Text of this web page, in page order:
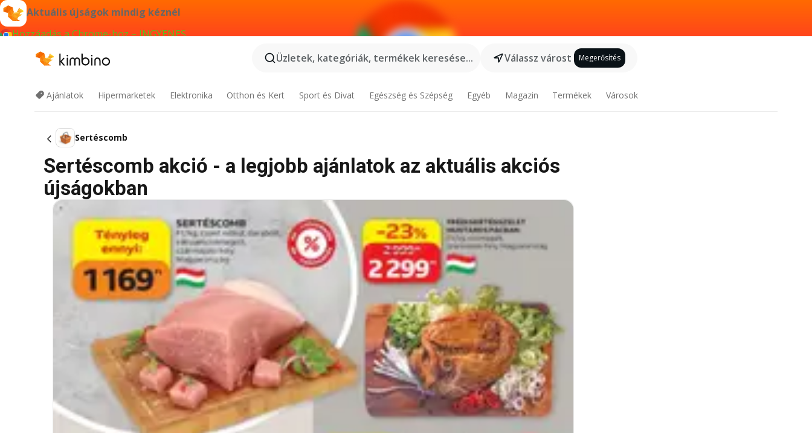
Aktuális újságok mindig kéznél
Hozzáadás a Chrome-hoz – INGYENES
Üzletek, kategóriák, termékek keresése...
Válassz várost Megerősítés
Ajánlatok Hipermarketek Elektronika Otthon és Kert Sport és Divat Egészség és Szépség Egyéb Magazin Termékek Városok
Sertéscomb
Sertéscomb akció - a legjobb ajánlatok az aktuális akciós
újságokban